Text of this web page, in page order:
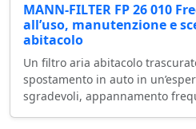
MANN-FILTER FP 26 010
all’uso, manutenzione e
abitacolo
Un filtro aria abitacolo
spostamento in auto in
sgradevoli, appannamento